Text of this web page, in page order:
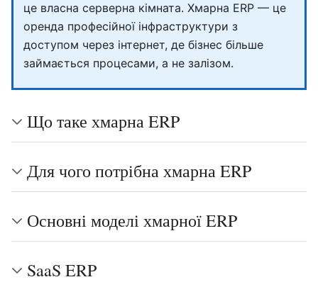
це власна серверна кімната. Хмарна ERP — це
оренда професійної інфраструктури з
доступом через інтернет, де бізнес більше
займається процесами, а не залізом.
Що таке хмарна ERP
Для чого потрібна хмарна ERP
Основні моделі хмарної ERP
SaaS ERP